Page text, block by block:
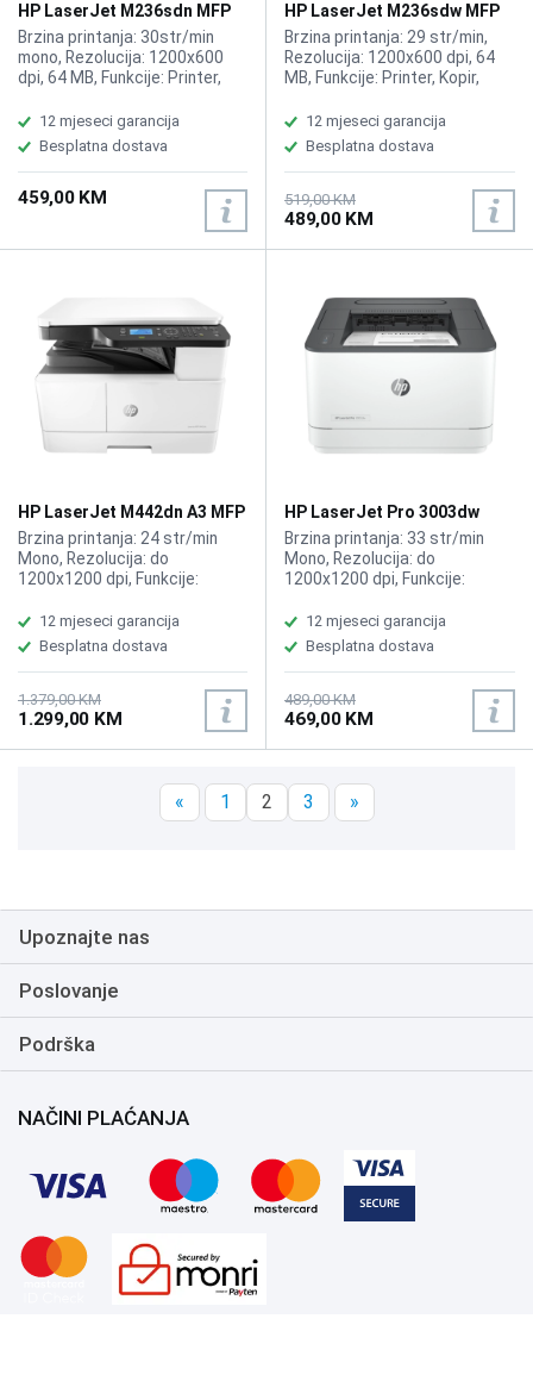
HP LaserJet M236sdn MFP
printer 9YG08A
Brzina printanja: 30str/min
mono, Rezolucija: 1200x600
dpi, 64 MB, Funkcije: Printer,
Kompatibilno sa HP toner
W1360A Black 136A
12 mjeseci garancija
Besplatna dostava
459,00 KM
HP LaserJet M236sdw MFP
printer 9YG09A
Brzina printanja: 29 str/min,
Rezolucija: 1200x600 dpi, 64
MB, Funkcije: Printer, Kopir,
Kompatibilno sa HP Toner,
W1360A Black 136A
12 mjeseci garancija
Besplatna dostava
519,00 KM
489,00 KM
HP LaserJet M442dn A3 MFP
printer 8AF71A
Brzina printanja: 24 str/min
Mono, Rezolucija: do
1200x1200 dpi, Funkcije:
Kompatibilno sa HP toner
335A W1335A, 335X W1335X,
BLACK
12 mjeseci garancija
Besplatna dostava
1.379,00 KM
1.299,00 KM
HP LaserJet Pro 3003dw
Printer
Brzina printanja: 33 str/min
Mono, Rezolucija: do
1200x1200 dpi, Funkcije:
toner HP 145A W1450A,HP
145X W1450X
12 mjeseci garancija
Besplatna dostava
489,00 KM
469,00 KM
« 1 2 3 »
Upoznajte nas
Poslovanje
Podrška
NAČINI PLAĆANJA